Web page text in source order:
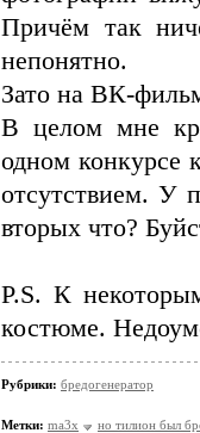
Причём так
непонятно.
Зато на ВК-
В целом мне
одном конкурсе
отсутствием. У
вторых что?
P.S. К
костюме.
Рубрики: бредогенератор
Метки: ma3x но тилион был